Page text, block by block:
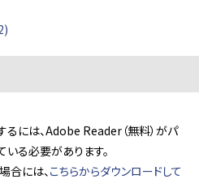
るには、Adobe Reader（無料）がパ
いる必要があります。
合には、こちらからダウンロードして